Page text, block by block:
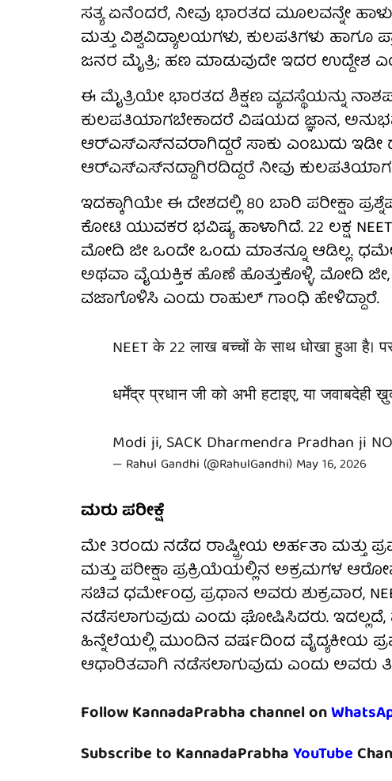
ಸತ್ಯ ಏನೆಂದರೆ, ನೀವು ಭಾರತದ ಮೂಲವನ್ನೇ
ಮತ್ತು ವಿಶ್ವವಿದ್ಯಾಲಯಗಳು, ಕುಲಪತಿಗಳು ಹಾಗೂ
ಜನರ ಮೈತ್ರಿ; ಹಣ ಮಾಡುವುದೇ ಇದರ ಉದ್ದೇಶ
ಈ ಮೈತ್ರಿಯೇ ಭಾರತದ ಶಿಕ್ಷಣ ವ್ಯವಸ್ಥೆಯನ್ನು
ಕುಲಪತಿಯಾಗಬೇಕಾದರೆ ವಿಷಯದ ಜ್ಞಾನ,
ಆರ್‌ಎಸ್‌ಎಸ್‌ನವರಾಗಿದ್ದರೆ ಸಾಕು ಎಂಬುದು ಇಡೀ
ಆರ್‌ಎಸ್‌ಎಸ್‌ನದ್ದಾಗಿರದಿದ್ದರೆ ನೀವು
ಇದಕ್ಕಾಗಿಯೇ ಈ ದೇಶದಲ್ಲಿ 80 ಬಾರಿ ಪರೀಕ್ಷಾ
ಕೋಟಿ ಯುವಕರ ಭವಿಷ್ಯ ಹಾಳಾಗಿದೆ. 22 ಲಕ್ಷ
ಮೋದಿ ಜೀ ಒಂದೇ ಒಂದು ಮಾತನ್ನೂ ಆಡಿಲ್ಲ.
ಅಥವಾ ವೈಯಕ್ತಿಕ ಹೊಣೆ ಹೊತ್ತುಕೊಳ್ಳಿ. ಮೋದಿ
ವಜಾಗೊಳಿಸಿ ಎಂದು ರಾಹುಲ್ ಗಾಂಧಿ ಹೇಳಿದ್ದಾರೆ.
NEET के 22 लाख बच्चों के साथ धोखा हुआ है। पर
धर्मेंद्र प्रधान जी को अभी हटाइए, या जवाबदेही
Modi ji, SACK Dharmendra Pradhan ji
— Rahul Gandhi (@RahulGandhi) May 16, 2026
ಮರು ಪರೀಕ್ಷೆ
ಮೇ 3ರಂದು ನಡೆದ ರಾಷ್ಟ್ರೀಯ ಅರ್ಹತಾ ಮತ್ತು
ಮತ್ತು ಪರೀಕ್ಷಾ ಪ್ರಕ್ರಿಯೆಯಲ್ಲಿನ ಅಕ್ರಮಗಳ
ಸಚಿವ ಧರ್ಮೇಂದ್ರ ಪ್ರಧಾನ ಅವರು ಶುಕ್ರವಾರ,
ನಡೆಸಲಾಗುವುದು ಎಂದು ಘೋಷಿಸಿದರು.
ಹಿನ್ನೆಲೆಯಲ್ಲಿ ಮುಂದಿನ ವರ್ಷದಿಂದ ವೈದ್ಯಕೀಯ
ಆಧಾರಿತವಾಗಿ ನಡೆಸಲಾಗುವುದು ಎಂದು ಅವರು
Follow KannadaPrabha channel on
Subscribe to KannadaPrabhaYouTube